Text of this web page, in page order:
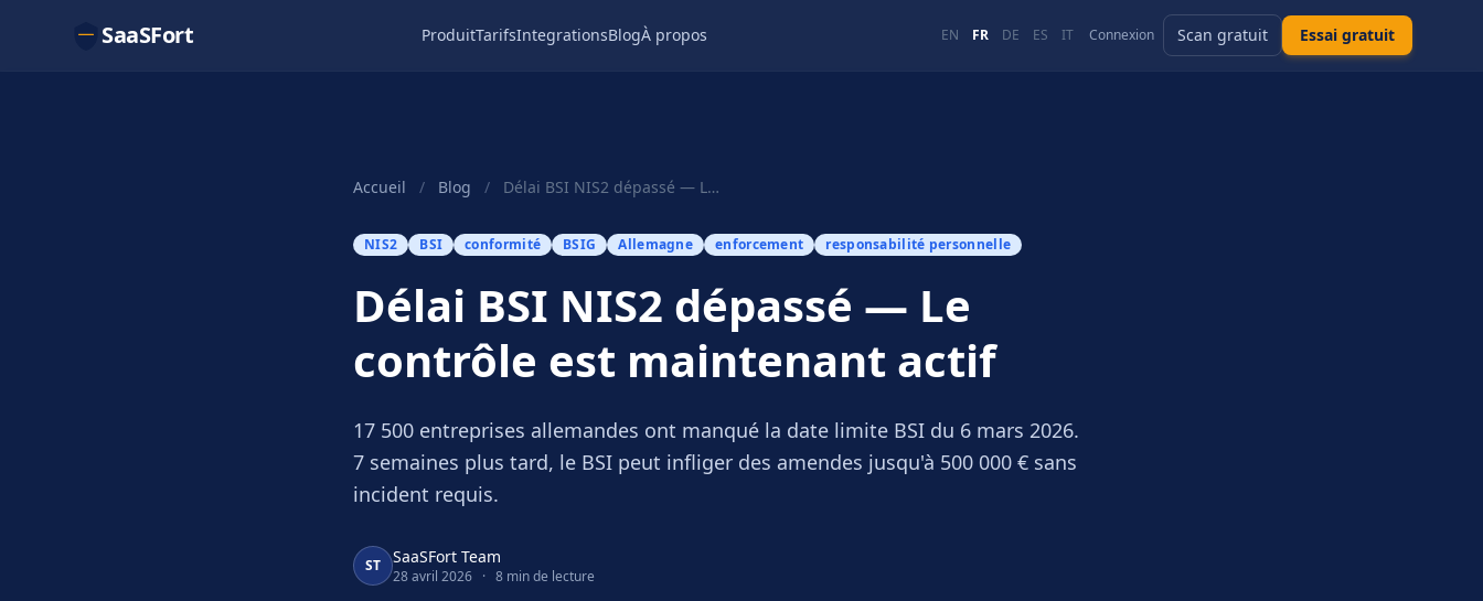
SaaSFort ProduitTarifsIntegrationsBlogÀ propos EN FR DE ES IT Connexion Scan gratuit Essai gratuit
Accueil / Blog / Délai BSI NIS2 dépassé — Le contrôle est maintenant actif
NIS2 BSI conformité BSIG Allemagne enforcement responsabilité personnelle
Délai BSI NIS2 dépassé — Le
contrôle est maintenant actif
17 500 entreprises allemandes ont manqué la date limite BSI du 6 mars 2026.
7 semaines plus tard, le BSI peut infliger des amendes jusqu'à 500 000 € sans
incident requis.
ST SaaSFort Team
28 avril 2026 · 8 min de lecture